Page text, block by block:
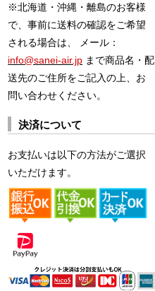
※北海道・沖縄・離島のお客様
で、事前に送料の確認をご希望
される場合は、 メール：
info@sanei-air.jp まで商品名・配
送先のご住所をご記入の上、お
問い合わせください。
決済について
お支払いは以下の方法がご選択
いただけます。